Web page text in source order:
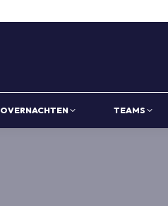
OVERNACHTEN TEAMS